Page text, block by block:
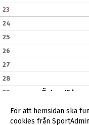
23
24
25
26
27
28
29
Östers IF
För att hemsidan ska
cookies från